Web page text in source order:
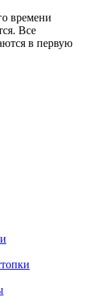
времени
Все
в первую